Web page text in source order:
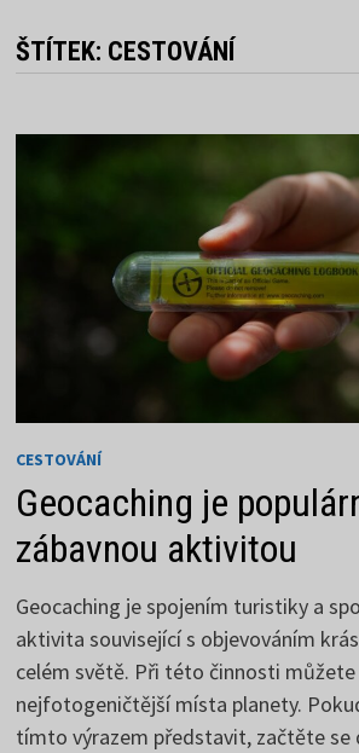
ŠTÍTEK: CESTOVÁNÍ
CESTOVÁNÍ
Geocaching je
zábavnou aktivitou
Geocaching je spojením turistiky a
aktivita související s objevováním
celém světě. Při této činnosti
nejfotogeničtější místa planety.
tímto výrazem představit, začtěte se